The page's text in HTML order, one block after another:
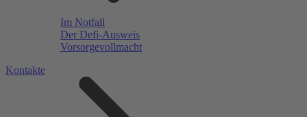
Im Notfall
Der Defi-Ausweis
Vorsorgevollmacht
Kontakte